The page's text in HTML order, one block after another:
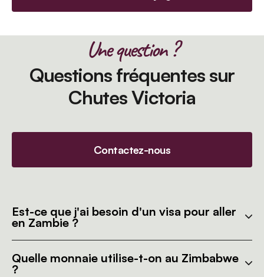
Une question ?
Questions fréquentes sur
Chutes Victoria
Contactez-nous
Est-ce que j'ai besoin d'un visa pour aller
en Zambie ?
Quelle monnaie utilise-t-on au Zimbabwe
?